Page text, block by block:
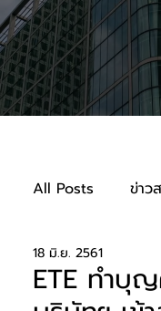
All Posts ข่าว
ความรับผิดชอ
ETE ทำบุ
18 มิ.ย. 2561